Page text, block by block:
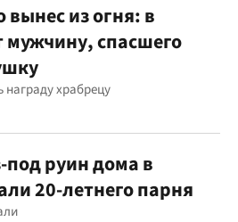
из огня: в
спасшего
награду храбрецу
руин дома в
20-летнего парня